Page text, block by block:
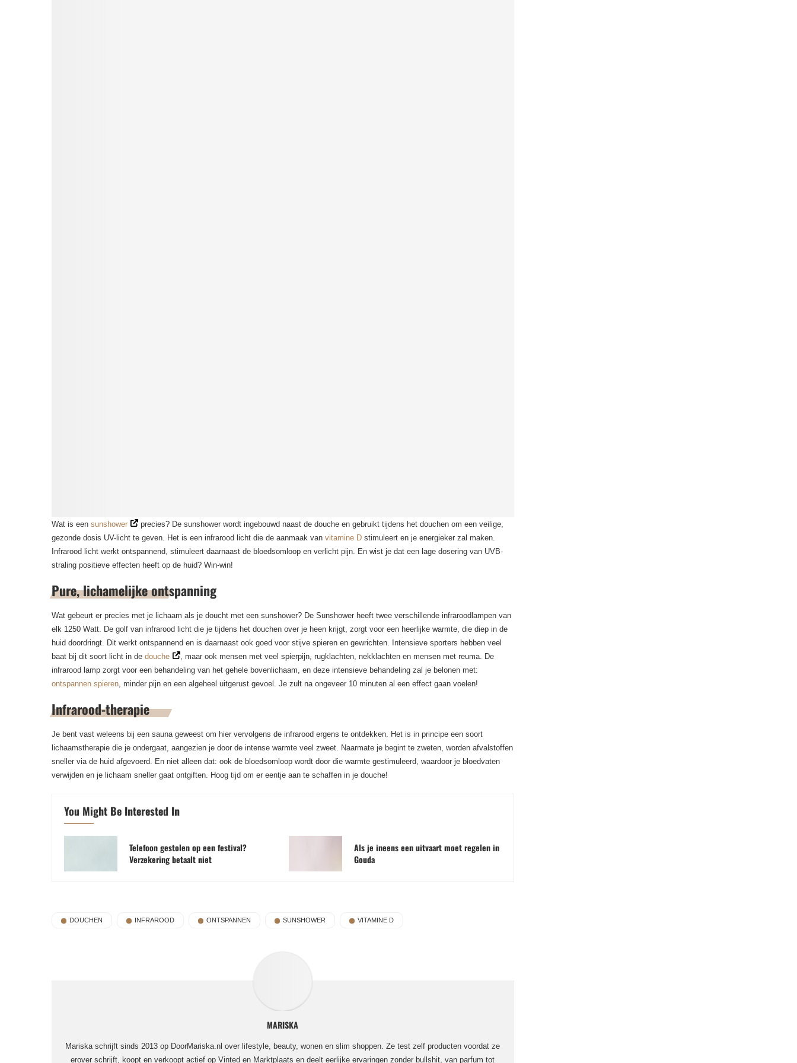
Wat is een sunshower
precies? De sunshower wordt ingebouwd naast de douche en gebruikt tijdens het douchen om een veilige,
gezonde dosis UV-licht te geven. Het is een infrarood licht die de aanmaak van vitamine D stimuleert en je energieker zal maken.
Infrarood licht werkt ontspannend, stimuleert daarnaast de bloedsomloop en verlicht pijn. En wist je dat een lage dosering van UVB-
straling positieve effecten heeft op de huid? Win-win!
Pure, lichamelijke ontspanning
Wat gebeurt er precies met je lichaam als je doucht met een sunshower? De Sunshower heeft twee verschillende infraroodlampen van
elk 1250 Watt. De golf van infrarood licht die je tijdens het douchen over je heen krijgt, zorgt voor een heerlijke warmte, die diep in de
huid doordringt. Dit werkt ontspannend en is daarnaast ook goed voor stijve spieren en gewrichten. Intensieve sporters hebben veel
baat bij dit soort licht in de douche
, maar ook mensen met veel spierpijn, rugklachten, nekklachten en mensen met reuma. De
infrarood lamp zorgt voor een behandeling van het gehele bovenlichaam, en deze intensieve behandeling zal je belonen met:
ontspannen spieren , minder pijn en een algeheel uitgerust gevoel. Je zult na ongeveer 10 minuten al een effect gaan voelen!
Infrarood-therapie
Je bent vast weleens bij een sauna geweest om hier vervolgens de infrarood ergens te ontdekken. Het is in principe een soort
lichaamstherapie die je ondergaat, aangezien je door de intense warmte veel zweet. Naarmate je begint te zweten, worden afvalstoffen
sneller via de huid afgevoerd. En niet alleen dat: ook de bloedsomloop wordt door die warmte gestimuleerd, waardoor je bloedvaten
verwijden en je lichaam sneller gaat ontgiften. Hoog tijd om er eentje aan te schaffen in je douche!
You Might Be Interested In
Telefoon gestolen op een festival?
Verzekering betaalt niet
Als je ineens een uitvaart moet regelen in
Gouda
DOUCHEN INFRAROOD ONTSPANNEN SUNSHOWER VITAMINE D
MARISKA
Mariska schrijft sinds 2013 op DoorMariska.nl over lifestyle, beauty, wonen en slim shoppen. Ze test zelf producten voordat ze
erover schrijft, koopt en verkoopt actief op Vinted en Marktplaats en deelt eerlijke ervaringen zonder bullshit, van parfum tot